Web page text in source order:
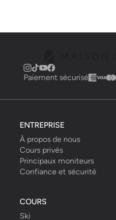
Paiement sécurisé
ENTREPRISE
À propos de nous
Cours privés
Principaux moniteurs
Confiance et sécurité
COURS
Ski